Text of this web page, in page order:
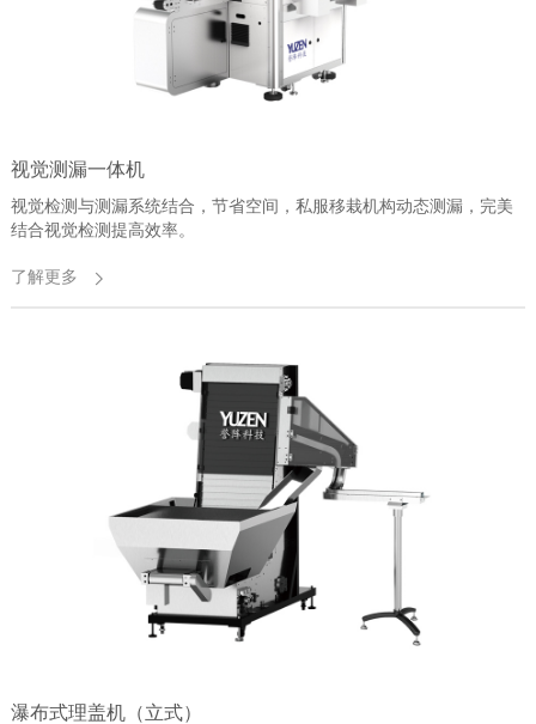
视觉测漏一体机
视觉检测与测漏系统结合，节省空间，私服移栽机构动态测漏，完美
结合视觉检测提高效率。
了解更多
瀑布式理盖机（立式）